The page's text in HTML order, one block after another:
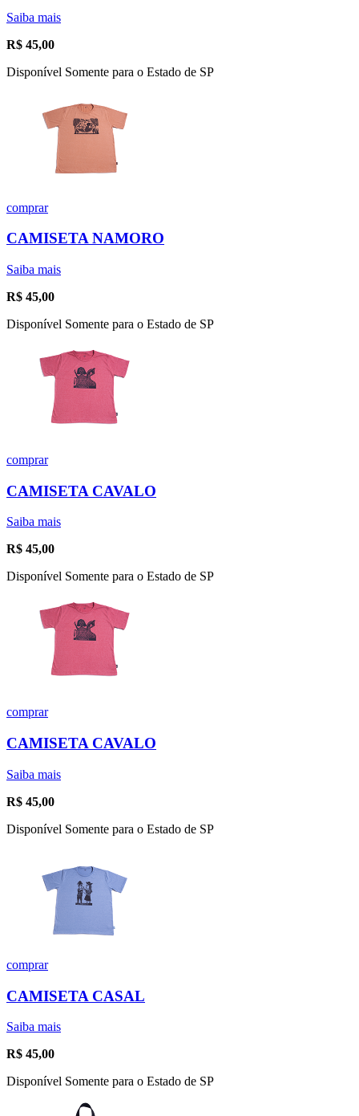
Saiba mais
R$ 45,00
Disponível Somente para o Estado de SP
comprar
CAMISETA NAMORO
Saiba mais
R$ 45,00
Disponível Somente para o Estado de SP
comprar
CAMISETA CAVALO
Saiba mais
R$ 45,00
Disponível Somente para o Estado de SP
comprar
CAMISETA CAVALO
Saiba mais
R$ 45,00
Disponível Somente para o Estado de SP
comprar
CAMISETA CASAL
Saiba mais
R$ 45,00
Disponível Somente para o Estado de SP